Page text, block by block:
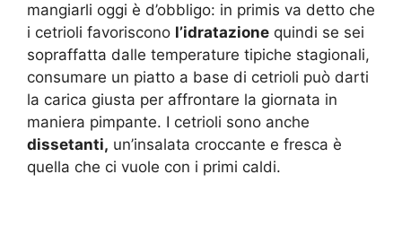
mangiarli oggi è d’obbligo: in primis va detto che
i cetrioli favoriscono l’idratazione quindi se sei
sopraffatta dalle temperature tipiche stagionali,
consumare un piatto a base di cetrioli può darti
la carica giusta per affrontare la giornata in
maniera pimpante. I cetrioli sono anche
dissetanti, un’insalata croccante e fresca è
quella che ci vuole con i primi caldi.